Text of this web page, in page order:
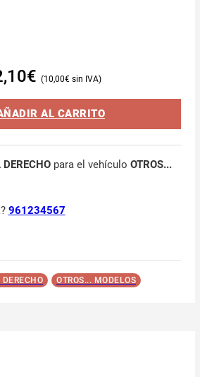
€ 10,00€
AL CARRITO
para el vehículo OTROS...
961234567
DERECHO OTROS... MODELOS